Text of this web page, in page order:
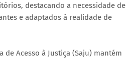
destacando a necessidade de
e adaptados à realidade de
de Acesso à Justiça (Saju) mantém